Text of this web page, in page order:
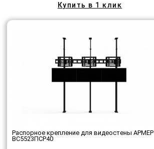
Купить в 1 клик
Распорное крепление для видеостены АРМЕР
ВС5523ПСР40